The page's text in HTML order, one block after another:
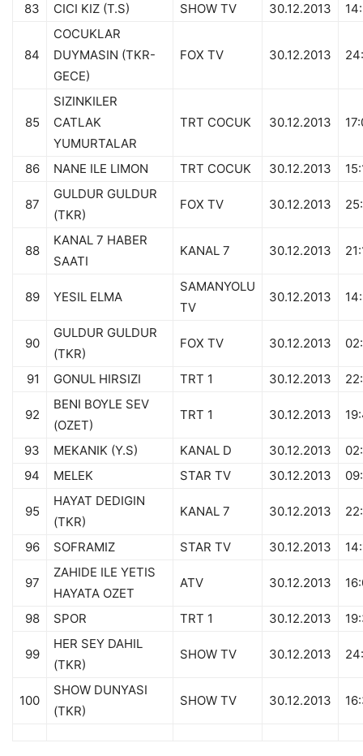
83 CICI KIZ (T.S) SHOW TV 30.12.2013
84
COCUKLAR
DUYMASIN (TKR-
GECE)
FOX TV 30.12.2013
85
SIZINKILER
CATLAK
YUMURTALAR
TRT COCUK 30.12.2013
86 NANE ILE LIMON TRT COCUK 30.12.2013
87
GULDUR GULDUR
(TKR)
FOX TV 30.12.2013
88
KANAL 7 HABER
SAATI
KANAL 7 30.12.2013
89 YESIL ELMA
SAMANYOLU
TV
30.12.2013
90
GULDUR GULDUR
(TKR)
FOX TV 30.12.2013
91 GONUL HIRSIZI TRT 1 30.12.2013
92
BENI BOYLE SEV
(OZET)
TRT 1 30.12.2013
93 MEKANIK (Y.S) KANAL D 30.12.2013
94
MELEK STAR TV 30.12.2013
95
HAYAT DEDIGIN
(TKR)
KANAL 7 30.12.2013
96 SOFRAMIZ STAR TV 30.12.2013
97
ZAHIDE ILE YETIS
HAYATA OZET
ATV 30.12.2013
98 SPOR TRT 1 30.12.2013
99
HER SEY DAHIL
(TKR)
SHOW TV 30.12.2013
100
SHOW DUNYASI
(TKR)
SHOW TV 30.12.2013